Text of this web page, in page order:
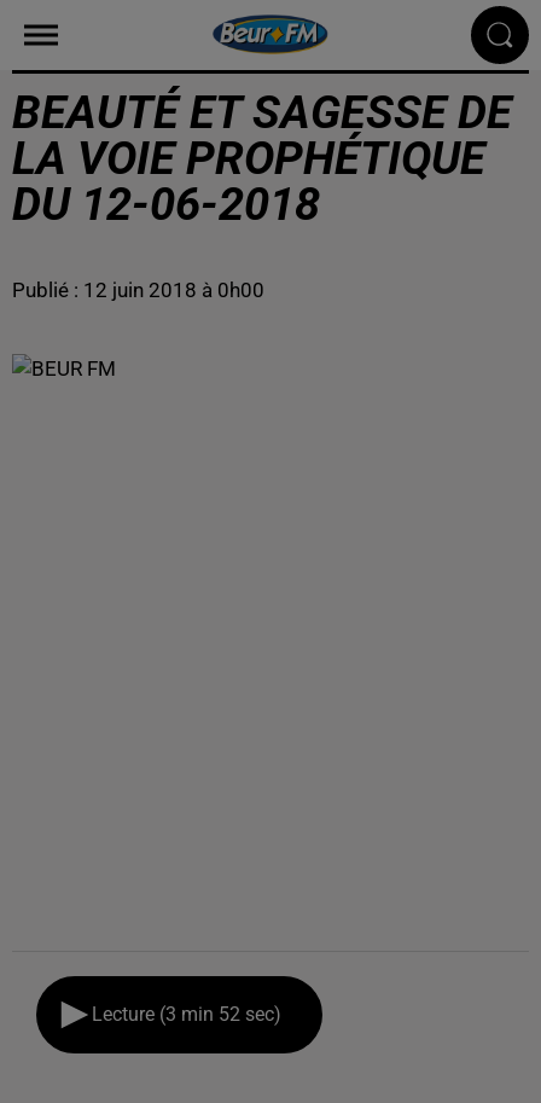
BEAUTÉ ET SAGESSE DE
LA VOIE PROPHÉTIQUE
DU 12-06-2018
Publié : 12 juin 2018 à 0h00
Lecture (3 min 52 sec)